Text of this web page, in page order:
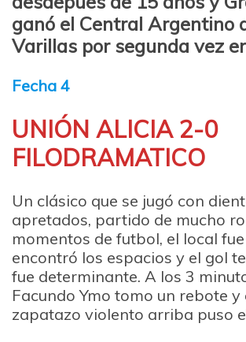
ganó el Central Argentino
Varillas por segunda vez
Fecha 4
UNIÓN ALICIA 2-0
FILODRAMATICO
Un clásico que se jugó con
apretados, partido de mucho
momentos de futbol, el local
encontró los espacios y el gol
fue determinante. A los 3
Facundo Ymo tomo un rebote y
zapatazo violento arriba puso